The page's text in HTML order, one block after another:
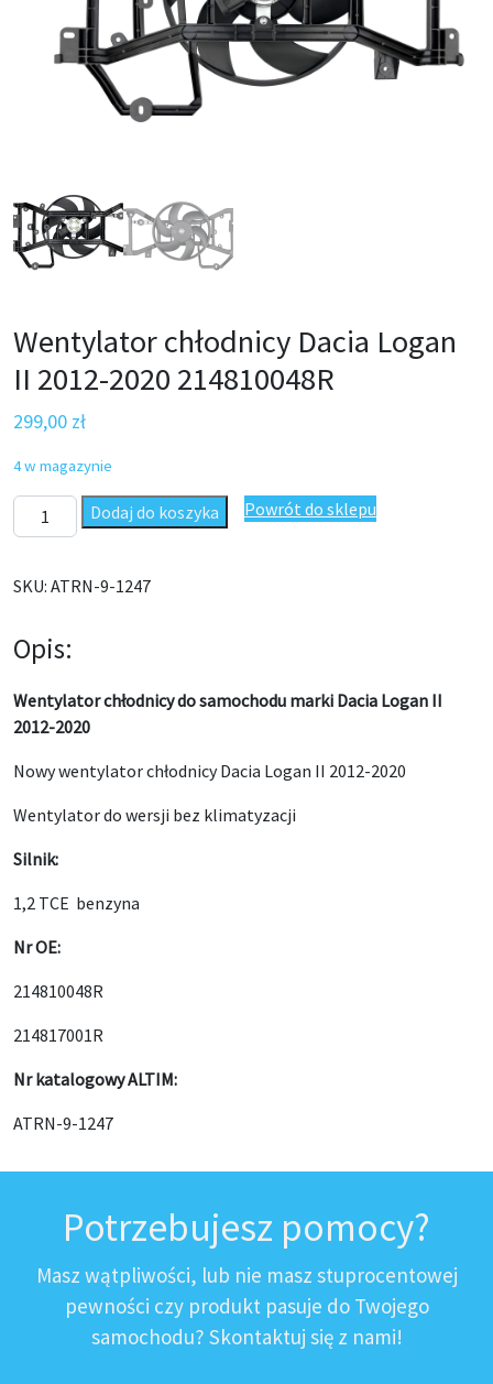
Wentylator chłodnicy Dacia Logan
II 2012-2020 214810048R
299,00 zł
4 w magazynie
ilość Wentylator chłodnicy Dacia Logan II 2012-2020 214810048R
Dodaj do koszyka Powrót do sklepu
SKU: ATRN-9-1247
Opis:
Wentylator chłodnicy do samochodu marki Dacia Logan II
2012-2020
Nowy wentylator chłodnicy Dacia Logan II 2012-2020
Wentylator do wersji bez klimatyzacji
Silnik:
1,2 TCE benzyna
Nr OE:
214810048R
214817001R
Nr katalogowy ALTIM:
ATRN-9-1247
Potrzebujesz pomocy?
Masz wątpliwości, lub nie masz stuprocentowej
pewności czy produkt pasuje do Twojego
samochodu? Skontaktuj się z nami!